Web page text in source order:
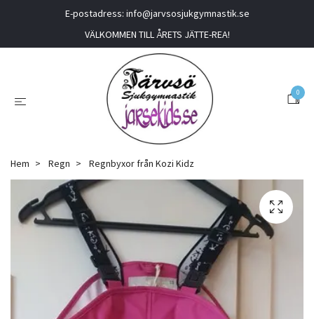
E-postadress: info@jarvsosjukgymnastik.se
VÄLKOMMEN TILL ÅRETS JÄTTE-REA!
0
Hem Regn Regnbyxor från Kozi Kidz